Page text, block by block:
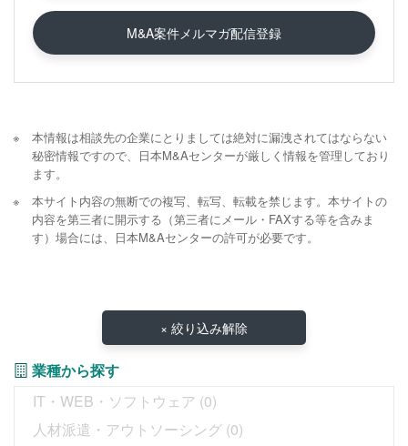
M&A案件メルマガ配信登録
本情報は相談先の企業にとりましては絶対に漏洩されてはならない
秘密情報ですので、日本M&Aセンターが厳しく情報を管理しており
ます。
本サイト内容の無断での複写、転写、転載を禁じます。本サイトの
内容を第三者に開示する（第三者にメール・FAXする等を含みま
す）場合には、日本M&Aセンターの許可が必要です。
× 絞り込み解除
業種から探す
IT・WEB・ソフトウェア (0)
人材派遣・アウトソーシング (0)